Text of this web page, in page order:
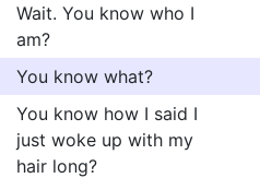
Wait. You know who I
am?
You know what?
You know how I said I
just woke up with my
hair long?